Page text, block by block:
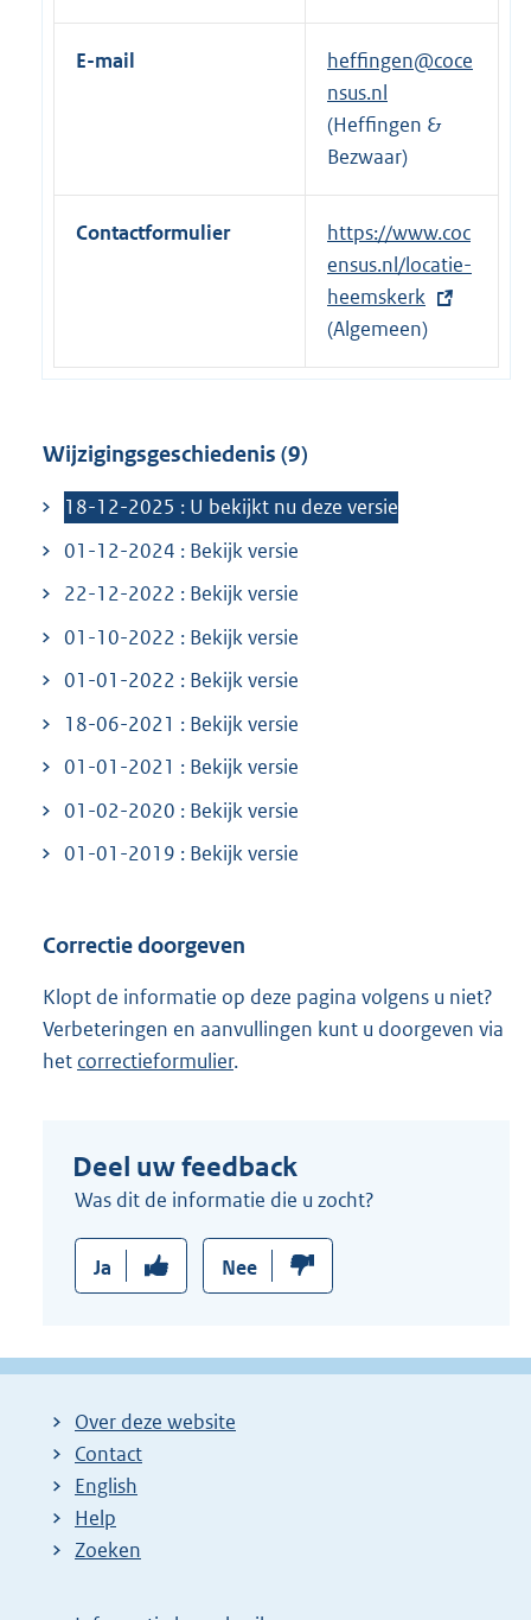
e
r
e
l
k
:
E-mail
heffingen@coce
nsus.nl
(Heffingen &
Bezwaar)
Contactformulier
E
x
t
e
r
i
n
https://www.coc
ensus.nl/locatie-
heemskerk
(Algemeen)
Wijzigingsgeschiedenis (9)
18-12-2025 : U bekijkt nu deze versie
01-12-2024 : Bekijk versie
22-12-2022 : Bekijk versie
01-10-2022 : Bekijk versie
01-01-2022 : Bekijk versie
18-06-2021 : Bekijk versie
01-01-2021 : Bekijk versie
01-02-2020 : Bekijk versie
01-01-2019 : Bekijk versie
Correctie doorgeven
Klopt de informatie op deze pagina volgens u niet?
Verbeteringen en aanvullingen kunt u doorgeven via
het correctieformulier.
Deel uw feedback
Was dit de informatie die u zocht?
Ja Nee
Over deze website
Contact
English
Help
Zoeken